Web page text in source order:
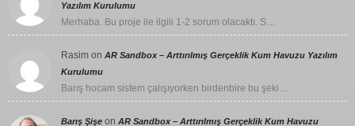
Yazılım Kurulumu
Merhaba. Bu proje ile ilgili 1-2 sorum olacaktı. S…
Rasim on AR Sandbox – Arttırılmış Gerçeklik Kum Havuzu Yazılım
Kurulumu
Barış hocam sistem çalışıyorken birdenbire bu şeki…
Barış Şişe on AR Sandbox – Arttırılmış Gerçeklik Kum Havuzu